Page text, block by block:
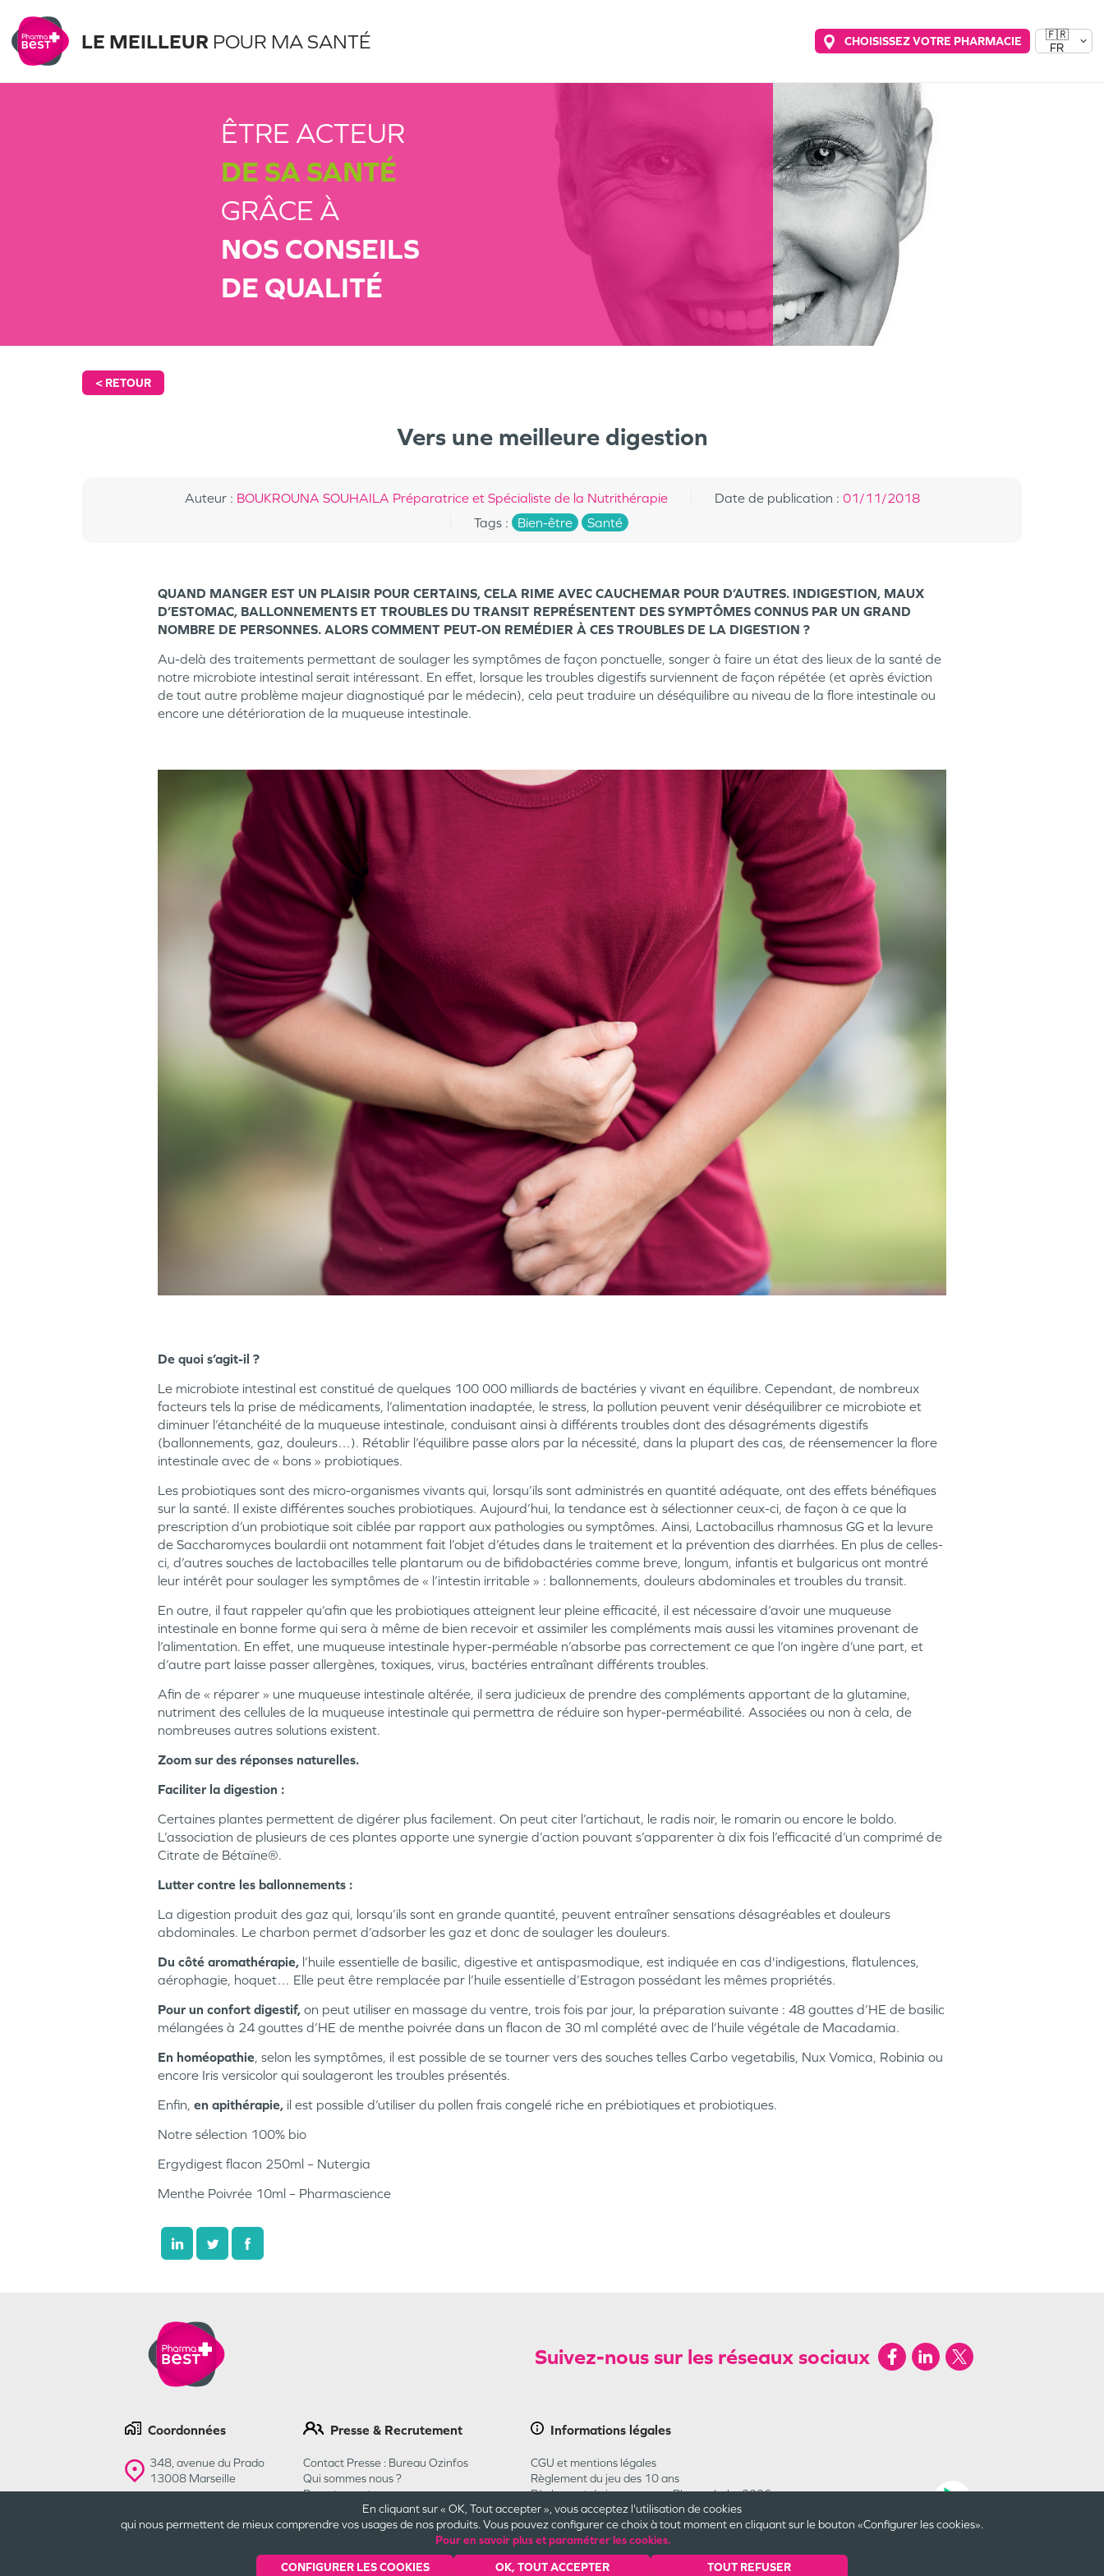
LE MEILLEUR POUR MA SANTÉ CHOISISSEZ VOTRE PHARMACIE
🇫🇷
FR
ÊTRE ACTEUR
DE SA SANTÉ
GRÂCE À
NOS CONSEILS
DE QUALITÉ
< RETOUR
Vers une meilleure digestion
Auteur: BOUKROUNA SOUHAILA Préparatrice et Spécialiste de la Nutrithérapie Date de publication : 01/11/2018
Tags: Bien-être Santé
QUAND MANGER EST UN PLAISIR POUR CERTAINS, CELA RIME AVEC CAUCHEMAR POUR D’AUTRES. INDIGESTION, MAUX
D’ESTOMAC, BALLONNEMENTS ET TROUBLES DU TRANSIT REPRÉSENTENT DES SYMPTÔMES CONNUS PAR UN GRAND
NOMBRE DE PERSONNES. ALORS COMMENT PEUT-ON REMÉDIER À CES TROUBLES DE LA DIGESTION ?
Au-delà des traitements permettant de soulager les symptômes de façon ponctuelle, songer à faire un état des lieux de la santé de
notre microbiote intestinal serait intéressant. En effet, lorsque les troubles digestifs surviennent de façon répétée (et après éviction
de tout autre problème majeur diagnostiqué par le médecin), cela peut traduire un déséquilibre au niveau de la flore intestinale ou
encore une détérioration de la muqueuse intestinale.
De quoi s’agit-il ?
Le microbiote intestinal est constitué de quelques 100 000 milliards de bactéries y vivant en équilibre. Cependant, de nombreux
facteurs tels la prise de médicaments, l’alimentation inadaptée, le stress, la pollution peuvent venir déséquilibrer ce microbiote et
diminuer l’étanchéité de la muqueuse intestinale, conduisant ainsi à différents troubles dont des désagréments digestifs
(ballonnements, gaz, douleurs…). Rétablir l’équilibre passe alors par la nécessité, dans la plupart des cas, de réensemencer la flore
intestinale avec de « bons » probiotiques.
Les probiotiques sont des micro-organismes vivants qui, lorsqu’ils sont administrés en quantité adéquate, ont des effets bénéfiques
sur la santé. Il existe différentes souches probiotiques. Aujourd’hui, la tendance est à sélectionner ceux-ci, de façon à ce que la
prescription d’un probiotique soit ciblée par rapport aux pathologies ou symptômes. Ainsi, Lactobacillus rhamnosus GG et la levure
de Saccharomyces boulardii ont notamment fait l’objet d’études dans le traitement et la prévention des diarrhées. En plus de celles-
ci, d’autres souches de lactobacilles telle plantarum ou de bifidobactéries comme breve, longum, infantis et bulgaricus ont montré
leur intérêt pour soulager les symptômes de « l’intestin irritable » : ballonnements, douleurs abdominales et troubles du transit.
En outre, il faut rappeler qu’afin que les probiotiques atteignent leur pleine efficacité, il est nécessaire d’avoir une muqueuse
intestinale en bonne forme qui sera à même de bien recevoir et assimiler les compléments mais aussi les vitamines provenant de
l’alimentation. En effet, une muqueuse intestinale hyper-perméable n’absorbe pas correctement ce que l’on ingère d’une part, et
d’autre part laisse passer allergènes, toxiques, virus, bactéries entraînant différents troubles.
Afin de « réparer » une muqueuse intestinale altérée, il sera judicieux de prendre des compléments apportant de la glutamine,
nutriment des cellules de la muqueuse intestinale qui permettra de réduire son hyper-perméabilité. Associées ou non à cela, de
nombreuses autres solutions existent.
Zoom sur des réponses naturelles.
Faciliter la digestion :
Certaines plantes permettent de digérer plus facilement. On peut citer l’artichaut, le radis noir, le romarin ou encore le boldo.
L’association de plusieurs de ces plantes apporte une synergie d’action pouvant s’apparenter à dix fois l’efficacité d’un comprimé de
Citrate de Bétaïne®.
Lutter contre les ballonnements :
La digestion produit des gaz qui, lorsqu’ils sont en grande quantité, peuvent entraîner sensations désagréables et douleurs
abdominales. Le charbon permet d’adsorber les gaz et donc de soulager les douleurs.
Du côté aromathérapie, l’huile essentielle de basilic, digestive et antispasmodique, est indiquée en cas d'indigestions, flatulences,
aérophagie, hoquet… Elle peut être remplacée par l’huile essentielle d’Estragon possédant les mêmes propriétés.
Pour un confort digestif, on peut utiliser en massage du ventre, trois fois par jour, la préparation suivante : 48 gouttes d’HE de basilic
mélangées à 24 gouttes d’HE de menthe poivrée dans un flacon de 30 ml complété avec de l’huile végétale de Macadamia.
En homéopathie, selon les symptômes, il est possible de se tourner vers des souches telles Carbo vegetabilis, Nux Vomica, Robinia ou
encore Iris versicolor qui soulageront les troubles présentés.
Enfin, en apithérapie, il est possible d’utiliser du pollen frais congelé riche en prébiotiques et probiotiques.
Notre sélection 100% bio
Ergydigest flacon 250ml – Nutergia
Menthe Poivrée 10ml – Pharmascience
En cliquant sur « OK, Tout accepter », vous acceptez l'utilisation de cookies
qui nous permettent de mieux comprendre vos usages de nos produits. Vous pouvez configurer ce choix à tout moment en cliquant sur le bouton «Configurer les cookies».
Pour en savoir plus et paramétrer les cookies.
CONFIGURER LES COOKIES OK, TOUT ACCEPTER TOUT REFUSER
Suivez-nous sur les réseaux sociaux
Coordonnées
348, avenue du Prado
13008 Marseille
Presse & Recrutement
Contact Presse : Bureau Ozinfos
Qui sommes nous ?
Recrutement
Informations légales
CGU et mentions légales
Règlement du jeu des 10 ans
Règlement du jeu concours Pharmababy 2026
CGU Carte Cadeau
Plan du site
Cookies et confidentialité
Engagements